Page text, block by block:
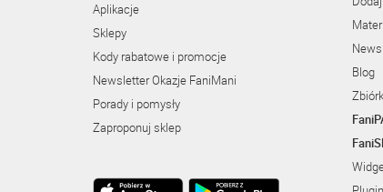
Aplikacje
Sklepy
Kody rabatowe i promocje
Newsletter Okazje FaniMani
Porady i pomysły
Zaproponuj sklep
Blog